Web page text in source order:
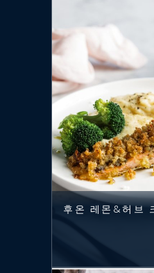
후온 레몬&허브